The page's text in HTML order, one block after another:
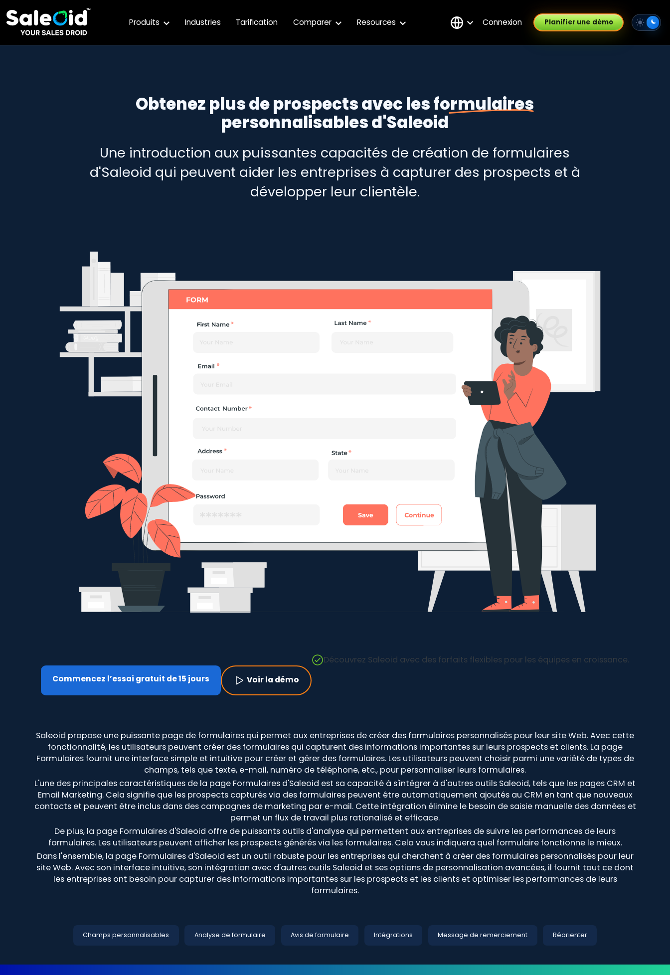
Produits Industries Tarification Comparer Resources Connexion Planifier une démo
Obtenez plus de prospects avec lesformulaires
personnalisables d'Saleoid
Une introduction aux puissantes capacités de création de formulaires
d'Saleoid qui peuvent aider les entreprises à capturer des prospects et à
développer leur clientèle.
Commencez l’essai gratuit de 15 jours Voir la démo
Découvrez Saleoid avec des forfaits flexibles pour les équipes en croissance.
Saleoid propose une puissante page de formulaires qui permet aux entreprises de créer des formulaires personnalisés pour leur site Web. Avec cette
fonctionnalité, les utilisateurs peuvent créer des formulaires qui capturent des informations importantes sur leurs prospects et clients. La page
Formulaires fournit une interface simple et intuitive pour créer et gérer des formulaires. Les utilisateurs peuvent choisir parmi une variété de types de
champs, tels que texte, e-mail, numéro de téléphone, etc., pour personnaliser leurs formulaires.
L'une des principales caractéristiques de la page Formulaires d'Saleoid est sa capacité à s'intégrer à d'autres outils Saleoid, tels que les pages CRM et
Email Marketing. Cela signifie que les prospects capturés via des formulaires peuvent être automatiquement ajoutés au CRM en tant que nouveaux
contacts et peuvent être inclus dans des campagnes de marketing par e-mail. Cette intégration élimine le besoin de saisie manuelle des données et
permet un flux de travail plus rationalisé et efficace.
De plus, la page Formulaires d'Saleoid offre de puissants outils d'analyse qui permettent aux entreprises de suivre les performances de leurs
formulaires. Les utilisateurs peuvent afficher les prospects générés via les formulaires. Cela vous indiquera quel formulaire fonctionne le mieux.
Dans l'ensemble, la page Formulaires d'Saleoid est un outil robuste pour les entreprises qui cherchent à créer des formulaires personnalisés pour leur
site Web. Avec son interface intuitive, son intégration avec d'autres outils Saleoid et ses options de personnalisation avancées, il fournit tout ce dont
les entreprises ont besoin pour capturer des informations importantes sur les prospects et les clients et optimiser les performances de leurs
formulaires.
Champs personnalisables Analyse de formulaire Avis de formulaire Intégrations Message de remerciement Réorienter